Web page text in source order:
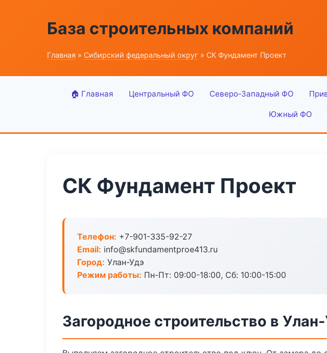
База строительных компаний
Главная » Сибирский федеральный округ » СК Фундамент Проект
🏠 Главная Центральный ФО Северо-Западный ФО
Южный ФО
СК Фундамент Проект
Телефон: +7-901-335-92-27
Email: info@skfundamentproe413.ru
Город: Улан-Удэ
Режим работы: Пн-Пт: 09:00-18:00, Сб: 10:00-15:00
Загородное строительство в